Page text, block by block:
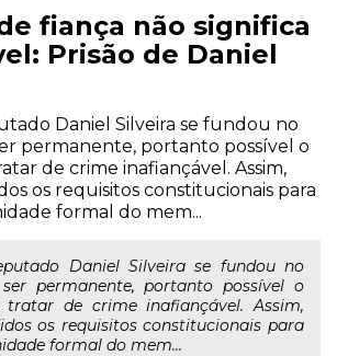
fiança não significa
Prisão de Daniel
Daniel Silveira se fundou no
permanente, portanto possível o
de crime inafiançável. Assim,
os requisitos constitucionais para
formal do mem...
Daniel Silveira se fundou no
permanente, portanto possível o
de crime inafiançável. Assim,
os requisitos constitucionais para
formal do mem...